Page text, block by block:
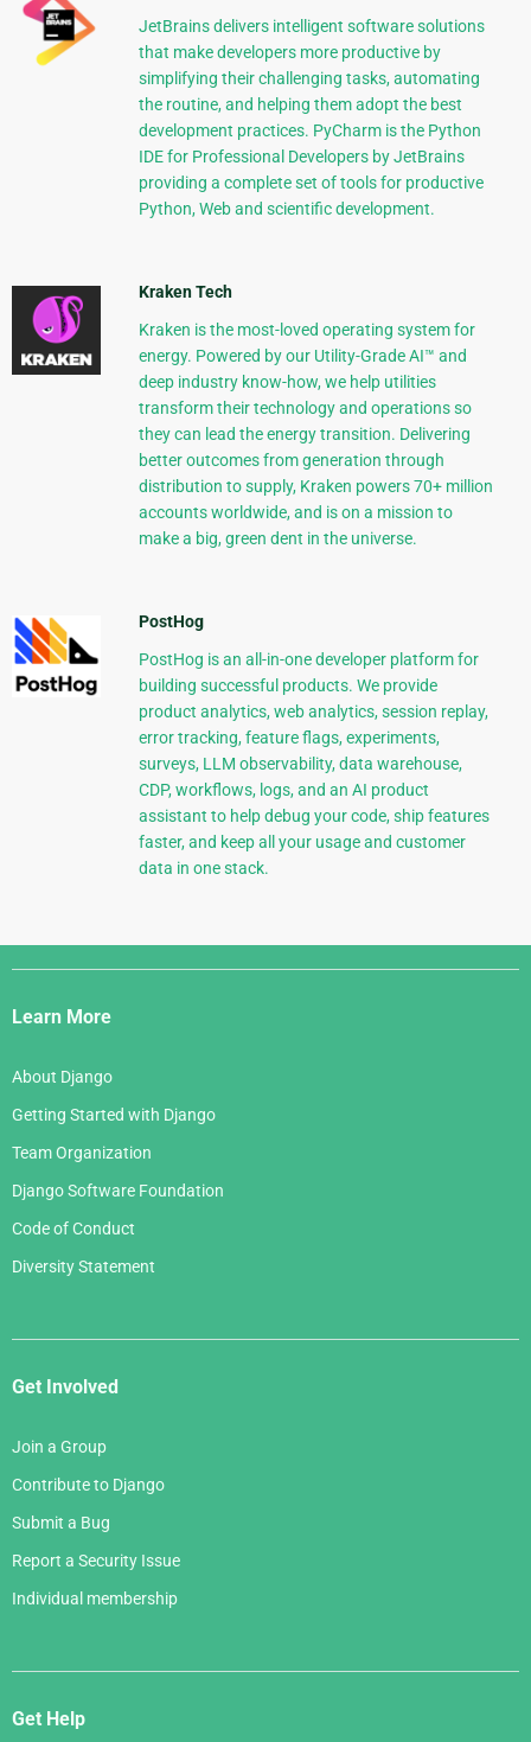
JetBrains delivers intelligent software solutions
that make developers more productive by
simplifying their challenging tasks, automating
the routine, and helping them adopt the best
development practices. PyCharm is the Python
IDE for Professional Developers by JetBrains
providing a complete set of tools for productive
Python, Web and scientific development.
Kraken Tech
Kraken is the most-loved operating system for
energy. Powered by our Utility-Grade AI™ and
deep industry know-how, we help utilities
transform their technology and operations so
they can lead the energy transition. Delivering
better outcomes from generation through
distribution to supply, Kraken powers 70+ million
accounts worldwide, and is on a mission to
make a big, green dent in the universe.
PostHog
PostHog is an all-in-one developer platform for
building successful products. We provide
product analytics, web analytics, session replay,
error tracking, feature flags, experiments,
surveys, LLM observability, data warehouse,
CDP, workflows, logs, and an AI product
assistant to help debug your code, ship features
faster, and keep all your usage and customer
data in one stack.
Django
Links
Learn More
About Django
Getting Started with Django
Team Organization
Django Software Foundation
Code of Conduct
Diversity Statement
Get Involved
Join a Group
Contribute to Django
Submit a Bug
Report a Security Issue
Individual membership
Get Help